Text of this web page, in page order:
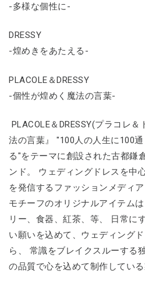
-多様な個性に-
DRESSY
-煌めきをあたえる-
PLACOLE＆DRESSY
-個性が煌めく魔法の言葉-
PLACOLE＆DRESSY(プラコレ
法の言葉』 "100人の人生に100
る"をテーマに創設された古都鎌
ンド。 ウェディングドレスを中
を発信するファッションメディ
モチーフのオリジナルアイテム
リー、食器、紅茶、等、 日常に
い願いを込めて、ウェディング
ら、 常識をブレイクスルーする
の品質で心を込めて制作している